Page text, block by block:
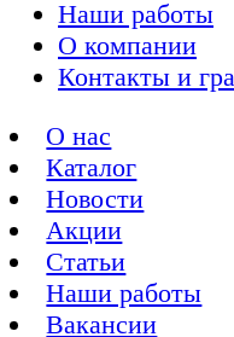
Наши работы
О компании
Контакты и
О нас
Каталог
Новости
Акции
Статьи
Наши работы
Вакансии